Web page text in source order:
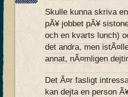
Skulle kunna skriva
pÃ¥ jobbet pÃ¥
och en kvarts lunch)
det andra, men
annat, nÃ¤mligen
Det Ã¤r fasligt
kan dejta en person